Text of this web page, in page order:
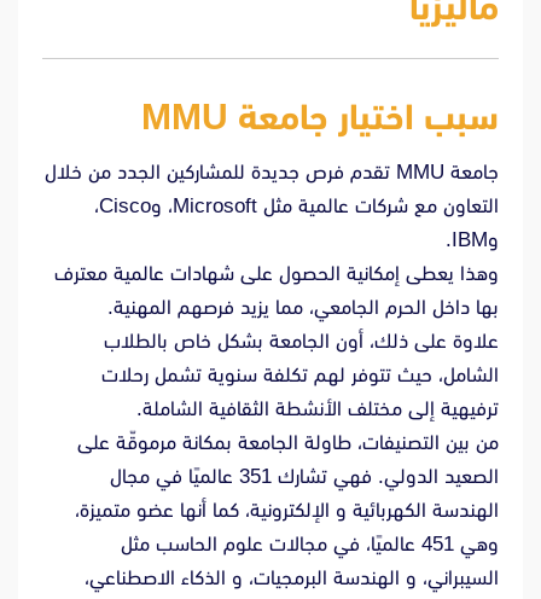
سبب اختيار جامعة MMU
جامعة MMU تقدم فرص جديدة للمشاركين الجدد من خلال
التعاون مع شركات عالمية مثل Microsoft، وCisco،
وIBM.
وهذا يعطى إمكانية الحصول على شهادات عالمية معترف
بها داخل الحرم الجامعي، مما يزيد فرصهم المهنية.
علاوة على ذلك، أون الجامعة بشكل خاص بالطلاب
الشامل، حيث تتوفر لهم تكلفة سنوية تشمل رحلات
ترفيهية إلى مختلف الأنشطة الثقافية الشاملة.
من بين التصنيفات، طاولة الجامعة بمكانة مرموقّة على
الصعيد الدولي. فهي تشارك 351 عالميًا في مجال
الهندسة الكهربائية و الإلكترونية، كما أنها عضو متميزة،
وهي 451 عالميًا، في مجالات علوم الحاسب مثل
السيبراني، و الهندسة البرمجيات، و الذكاء الاصطناعي،